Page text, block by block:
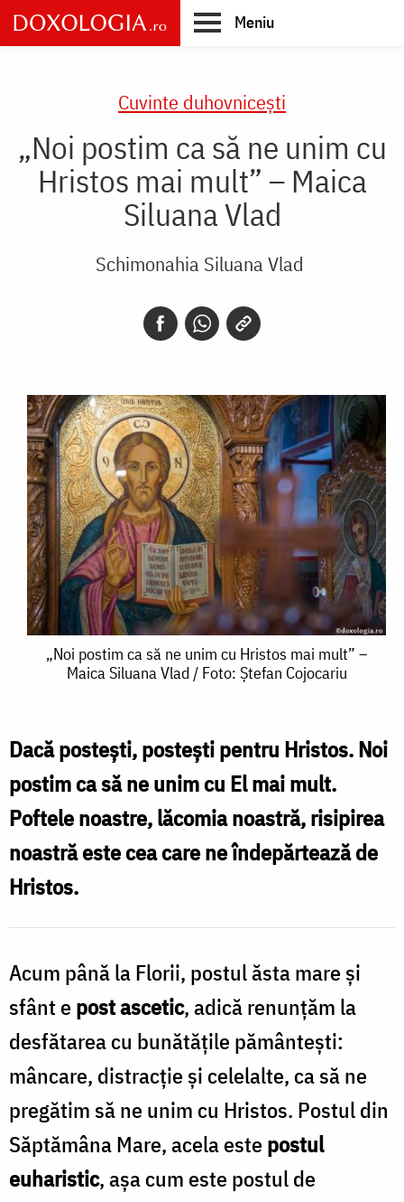
Skip
to
main
Meniu
Cuvinte duhovnicești
„Noi postim ca să ne unim cu
Hristos mai mult” – Maica
Siluana Vlad
Schimonahia Siluana Vlad
„Noi
postim
să
ne
unim
Hristos
mult”
–
Maica
Siluana
Vlad
Foto:
Ștefan
Cojocariu
„Noi postim ca să ne unim cu Hristos mai mult” –
Maica Siluana Vlad / Foto: Ștefan Cojocariu
Dacă postești, postești pentru Hristos. Noi
postim ca să ne unim cu El mai mult.
Poftele noastre, lăcomia noastră, risipirea
noastră este cea care ne îndepărtează de
Hristos.
Acum până la Florii, postul ăsta mare și
sfânt epost ascetic, adică renunțăm la
desfătarea cu bunătățile pământești:
mâncare, distracție și celelalte, ca să ne
pregătim să ne unim cu Hristos. Postul din
Săptămâna Mare, acela estepostul
euharistic, așa cum este postul de